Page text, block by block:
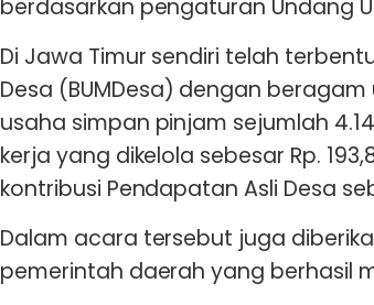
berdasarkan pengaturan Undang
Di Jawa Timur sendiri telah
Desa (BUMDesa) dengan
usaha simpan pinjam sejumlah
kerja yang dikelola sebesar Rp.
kontribusi Pendapatan Asli Desa
Dalam acara tersebut juga
pemerintah daerah yang berhasil